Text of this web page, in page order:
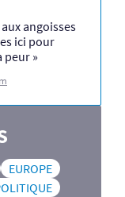
angoisses
ici pour
peur »
EUROPE